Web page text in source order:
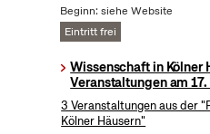
Beginn: siehe Website
Eintritt frei
Wissenschaft in Kölner
Veranstaltungen am
3 Veranstaltungen aus der
Kölner Häusern"